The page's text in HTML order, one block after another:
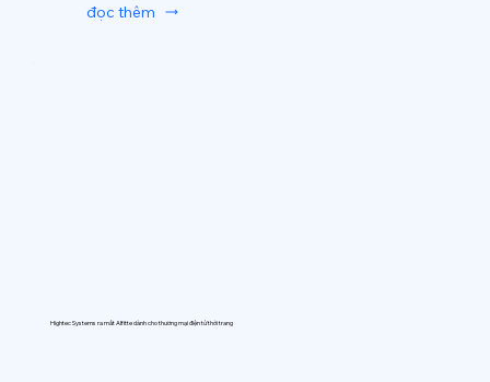
đọc thêm
Hightec Systems ra mắt AIfitte dành cho thương mại điện tử thời trang